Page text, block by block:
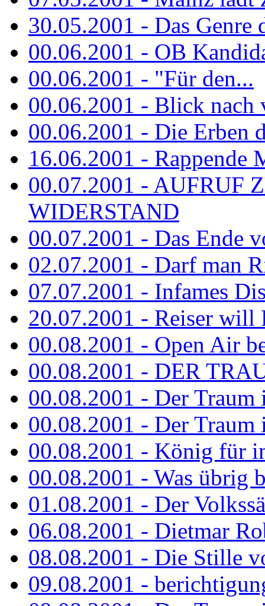
30.05.2001 - Das Genre
00.06.2001 - OB
00.06.2001 - "Für den...
00.06.2001 - Blick nach
00.06.2001 - Die Erben
16.06.2001 - Rappende
00.07.2001 - AUFRUF
WIDERSTAND
00.07.2001 - Das Ende
02.07.2001 - Darf man
07.07.2001 - Infames
20.07.2001 - Reiser will
00.08.2001 - Open Air
00.08.2001 - DER
00.08.2001 - Der Traum
00.08.2001 - Der Traum
00.08.2001 - König für
00.08.2001 - Was übrig
01.08.2001 - Der
06.08.2001 - Dietmar
08.08.2001 - Die Stille
09.08.2001 -